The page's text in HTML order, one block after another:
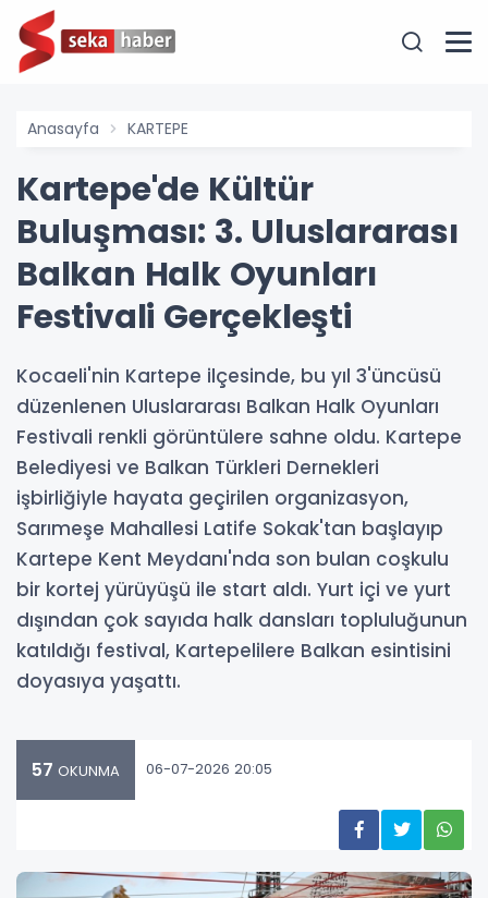
Anasayfa KARTEPE
Kartepe'de Kültür
Buluşması: 3. Uluslararası
Balkan Halk Oyunları
Festivali Gerçekleşti
Kocaeli'nin Kartepe ilçesinde, bu yıl 3'üncüsü
düzenlenen Uluslararası Balkan Halk Oyunları
Festivali renkli görüntülere sahne oldu. Kartepe
Belediyesi ve Balkan Türkleri Dernekleri
işbirliğiyle hayata geçirilen organizasyon,
Sarımeşe Mahallesi Latife Sokak'tan başlayıp
Kartepe Kent Meydanı'nda son bulan coşkulu
bir kortej yürüyüşü ile start aldı. Yurt içi ve yurt
dışından çok sayıda halk dansları topluluğunun
katıldığı festival, Kartepelilere Balkan esintisini
doyasıya yaşattı.
57 OKUNMA 06-07-2026 20:05